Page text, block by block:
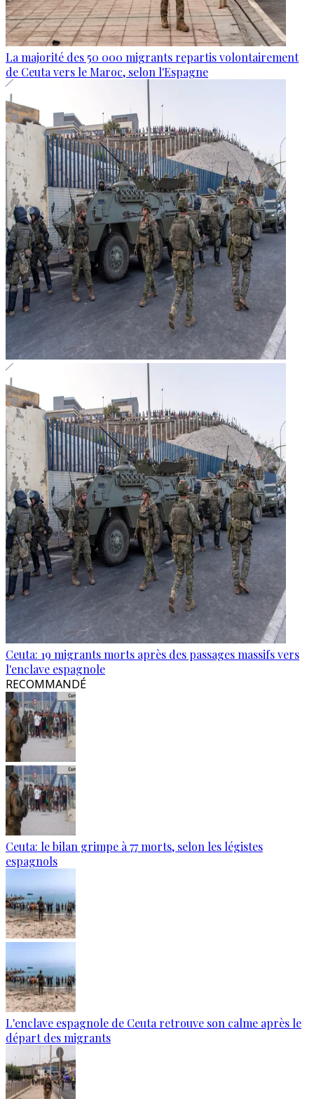
La majorité des 50 000 migrants repartis volontairement
de Ceuta vers le Maroc, selon l'Espagne
Ceuta: 19 migrants morts après des passages massifs vers
l'enclave espagnole
RECOMMANDÉ
Ceuta: le bilan grimpe à 77 morts, selon les légistes
espagnols
L'enclave espagnole de Ceuta retrouve son calme après le
départ des migrants